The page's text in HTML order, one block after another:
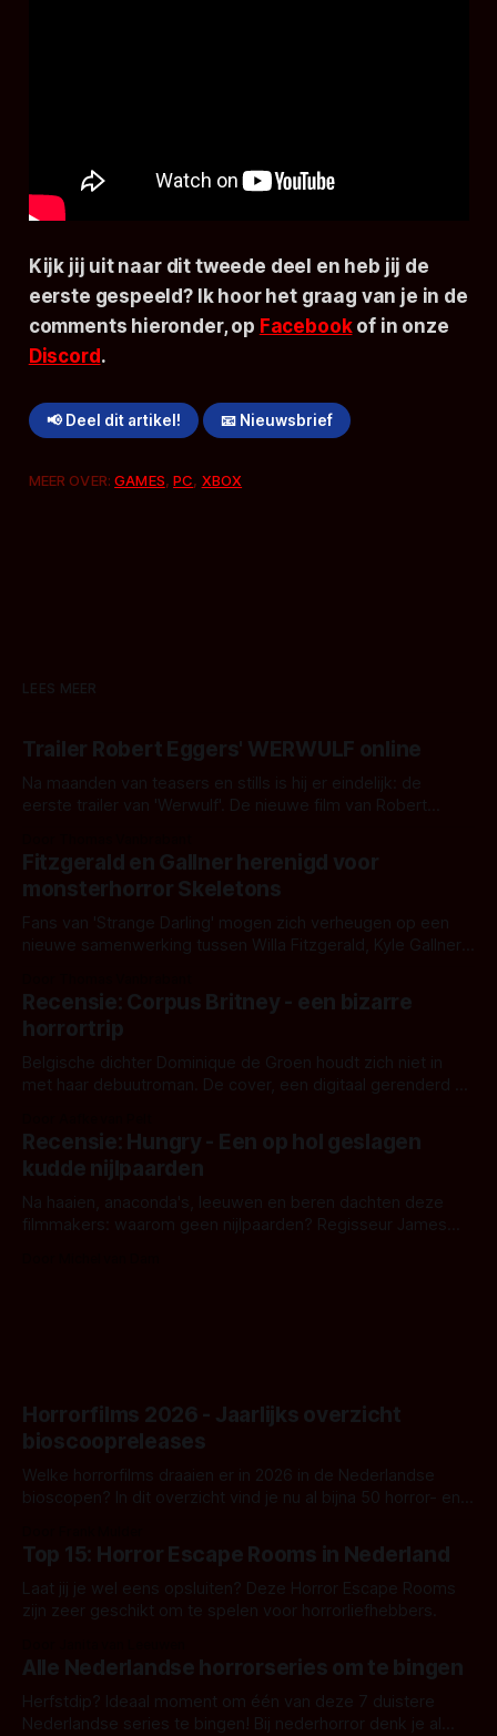
Kijk jij uit naar dit tweede deel en heb jij de
eerste gespeeld? Ik hoor het graag van je in de
comments hieronder, op Facebookof in onze
Discord .
📢 Deel dit artikel! 📧 Nieuwsbrief
MEER OVER:GAMES,PC, XBOX
LEES MEER
Trailer Robert Eggers' WERWULF online
Na maanden van teasers en stills is hij er eindelijk: de
eerste trailer van 'Werwulf'. De nieuwe film van Robert
kille stijl vol folklore en mythe. Het topic deze keer is (kon
het het al raden?)... de weerwolf. Kijk je mee?
Fitzgerald en Gallner herenigd voor
monsterhorror Skeletons
Fans van 'Strange Darling' mogen zich verheugen op een
nieuwe samenwerking tussen Willa Fitzgerald, Kyle Gallner
'Skeletons', een nieuwe creature feature waarvoor de
opnames zijn gestart in Australië.
Recensie: Corpus Britney - een bizarre
horrortrip
Belgische dichter Dominique de Groen houdt zich niet in
met haar debuutroman. De cover, een digitaal gerenderd en
achtergrond, belooft iets kleurrijks maar onheilspellends,
iets ongrijpbaars. En dat maakt De Groen met ieder woord
waar.
Recensie: Hungry - Een op hol geslagen
kudde nijlpaarden
Na haaien, anaconda's, leeuwen en beren dachten deze
filmmakers: waarom geen nijlpaarden? Regisseur James
Horrorfilms 2026 - Jaarlijks overzicht
bioscoopreleases
Welke horrorfilms draaien er in 2026 in de Nederlandse
bioscopen? In dit overzicht vind je nu al bijna 50 horror- en
Top 15: Horror Escape Rooms in Nederland
Laat jij je wel eens opsluiten? Deze Horror Escape Rooms
zijn zeer geschikt om te spelen voor horrorliefhebbers.
Alle Nederlandse horrorseries om te bingen
Herfstdip? Ideaal moment om één van deze 7 duistere
Nederlandse series te bingen! Bij nederhorror denk je al